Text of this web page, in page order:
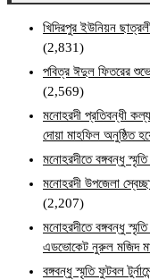
খিদিরপুর ইউনিয়ন
(2,831)
পবিত্র ঈদুল ফিতরের
(2,569)
মনোহরদী প্রতিবন্ধী
দোয়া মাহফিল অনুষ্ঠিত
মনোহরদীতে বঙ্গবন্ধু
মনোহরদী উপজেলা
(2,207)
মনোহরদীতে বঙ্গবন্ধু স্মৃতি
এডভোকেট নুরুল মজিদ
বঙ্গবন্ধু স্মৃতি ফুটবল